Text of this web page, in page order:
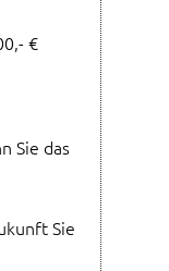
€
Sie das
Sie